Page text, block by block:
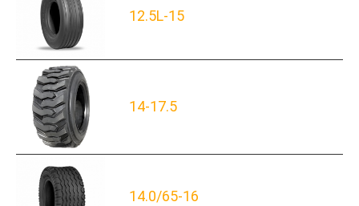
12.5L-15
14-17.5
14.0/65-16